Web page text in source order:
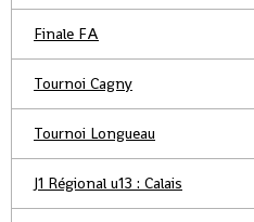
Finale FA
Tournoi Cagny
Tournoi Longueau
J1 Régional u13 : Calais